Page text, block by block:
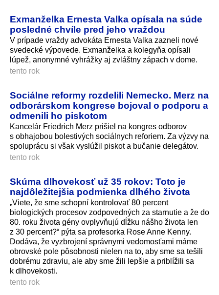
Exmanželka Ernesta Valka opísala na súde
posledné chvíle pred jeho vraždou
V prípade vraždy advokáta Ernesta Valka zazneli nové
svedecké výpovede. Exmanželka a kolegyňa opísali
lúpež, anonymné vyhrážky aj zvláštny zápach v dome.
tento rok
Sociálne reformy rozdelili Nemecko. Merz na
odborárskom kongrese bojoval o podporu a
odmenili ho piskotom
Kancelár Friedrich Merz prišiel na kongres odborov
s obhajobou bolestivých sociálnych reforiem. Za výzvy na
spoluprácu si však vyslúžil piskot a bučanie delegátov.
tento rok
Skúma dlhovekosť už 35 rokov: Toto je
najdôležitejšia podmienka dlhého života
„Viete, že sme schopní kontrolovať 80 percent
biologických procesov zodpovedných za starnutie a že do
80. roku života gény ovplyvňujú dĺžku nášho života len
z 30 percent?“ pýta sa profesorka Rose Anne Kenny.
Dodáva, že vyzbrojení správnymi vedomosťami máme
obrovské pole pôsobnosti nielen na to, aby sme sa tešili
dobrému zdraviu, ale aby sme žili lepšie a priblížili sa
k dlhovekosti.
tento rok